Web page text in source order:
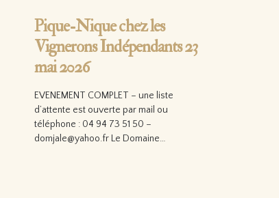
Pique-Nique chez les
Vignerons Indépendants 23
mai 2026
EVENEMENT COMPLET – une liste
d’attente est ouverte par mail ou
téléphone : 04 94 73 51 50 –
domjale@yahoo.fr Le Domaine…